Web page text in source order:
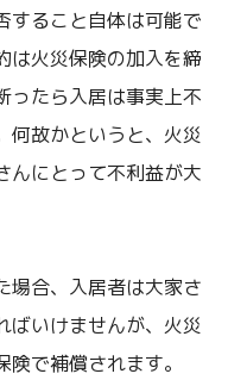
すること自体は可能で
は火災保険の加入を締
ったら入居は事実上不
何故かというと、火災
んにとって不利益が大
場合、入居者は大家さ
ばいけませんが、火災
で補償されます。